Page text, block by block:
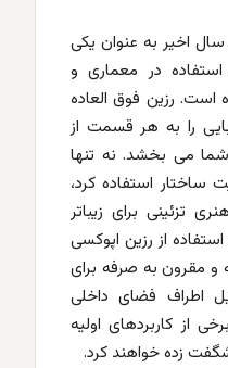
اخیر به عنوان یکی
در معماری و
رزین فوق العاده
را به هر قسمت از
می بخشد. نه تنها
ساختار استفاده کرد،
تزئینی برای زیباتر
از رزین اپوکسی
و مقرون به صرفه برای
اطراف فضای داخلی
از کاربردهای اولیه
زده خواهند کرد.